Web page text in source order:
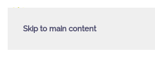
Skip to main content